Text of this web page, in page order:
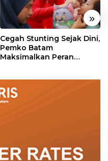
»
Cegah Stunting Sejak Dini,
Pemko Batam
Maksimalkan Peran